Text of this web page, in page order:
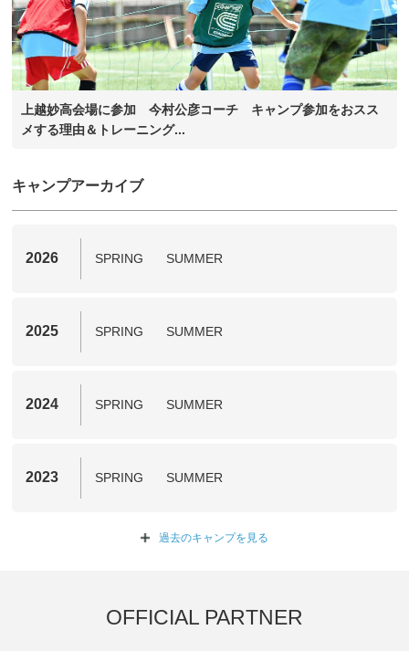
上越妙高会場に参加 今村公彦コーチ キャンプ参加をおスス
メする理由＆トレーニング...
キャンプアーカイブ
2026 SPRING SUMMER
2025 SPRING SUMMER
2024 SPRING SUMMER
2023 SPRING SUMMER
過去のキャンプを 見る
OFFICIAL PARTNER